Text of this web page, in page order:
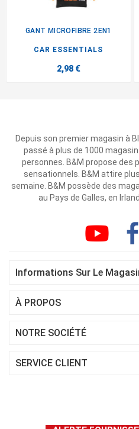
GANT MICROFIBRE 2EN1
CAR ESSENTIALS
2,98 €
Depuis son premier magasin à
passé à plus de 1000
personnes. B&M propose des
sensationnels. B&M attire
semaine. B&M possède des
au Pays de Galles, en
Informations Sur Le
À PROPOS
NOTRE SOCIÉTÉ
SERVICE CLIENT